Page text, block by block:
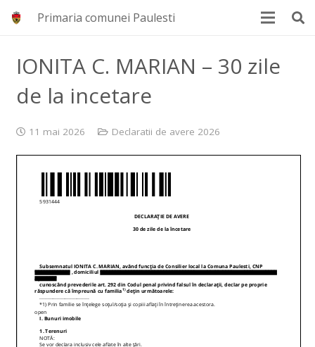
Primaria comunei Paulesti
IONITA C. MARIAN – 30 zile
de la incetare
11 mai 2026 Declaratii de avere 2026